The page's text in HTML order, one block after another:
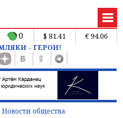
0 $ 81.41
€ 94.06
- ГЕРОИ!
Новости общества